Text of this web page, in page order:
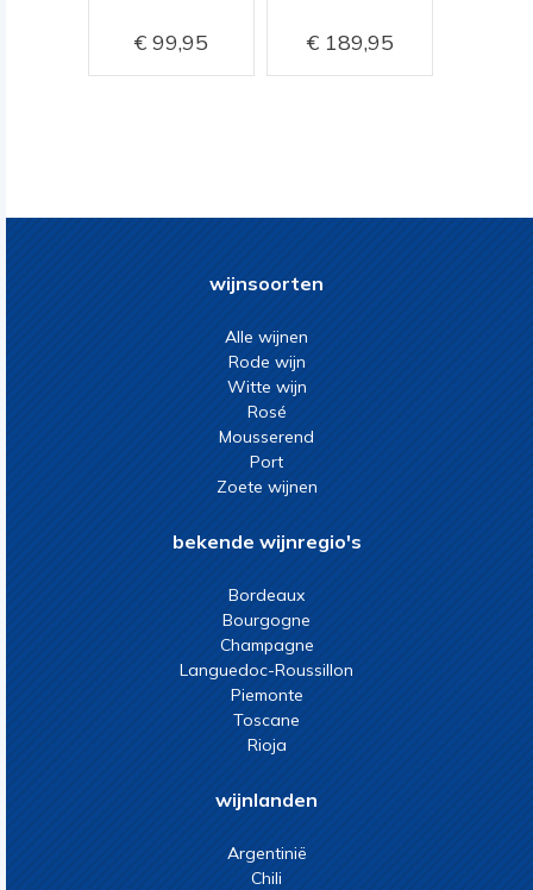
99,95 189,95
wijnsoorten
Alle wijnen
Rode wijn
Witte wijn
Rosé
Mousserend
Port
Zoete wijnen
bekende wijnregio's
Bordeaux
Bourgogne
Champagne
Languedoc-Roussillon
Piemonte
Toscane
Rioja
wijnlanden
Argentinië
Chili